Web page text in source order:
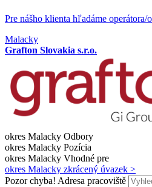
Pre nášho klienta hľadáme operátora/
Malacky
Grafton Slovakia s.r.o.
okres Malacky Odbory
okres Malacky Pozícia
okres Malacky Vhodné pre
okres Malacky zkrácený úvazek >
Pozor chyba! Adresa pracoviště